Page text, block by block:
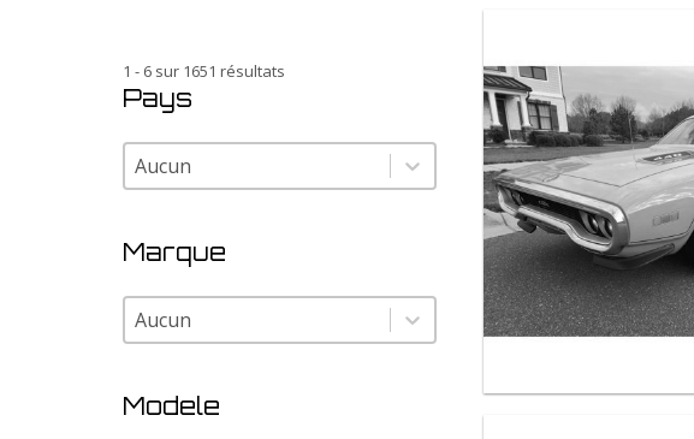
1 - 6 sur 1651 résultats
Pays
Pays
Pays
Marque
Marque
Marque
Modele